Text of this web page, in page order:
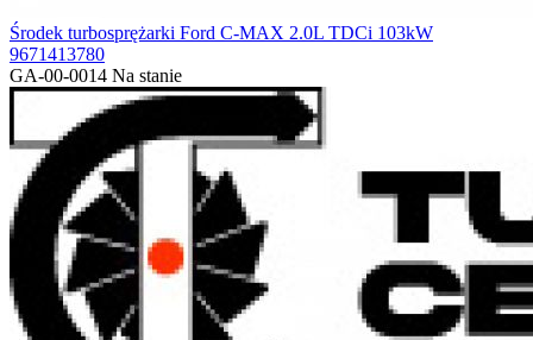
Środek turbosprężarki Ford C-MAX 2.0L TDCi 103kW
9671413780
GA-00-0014 Na stanie